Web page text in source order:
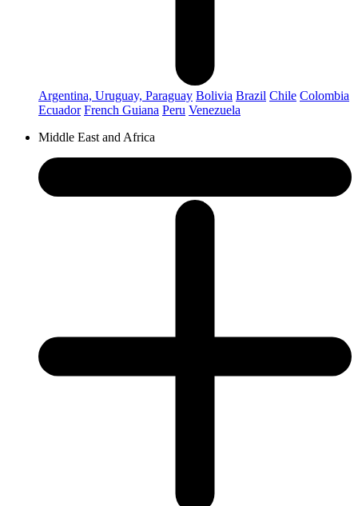
Argentina, Uruguay, Paraguay Bolivia Brazil Chile Colombia
Ecuador French Guiana Peru Venezuela
Middle East and Africa